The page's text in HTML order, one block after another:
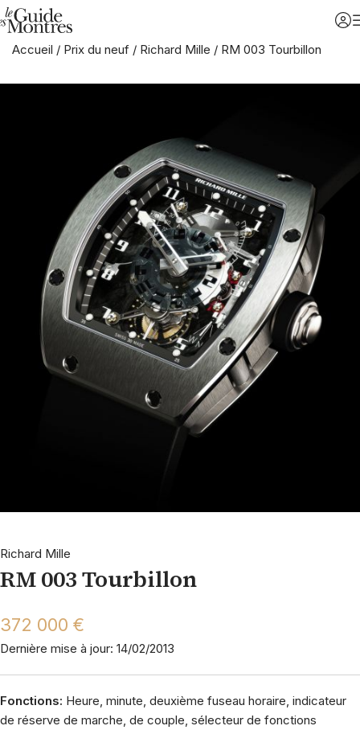
Accueil / Prix du neuf / Richard Mille / RM 003 Tourbillon
Richard Mille
RM 003 Tourbillon
372 000 €
Dernière mise à jour: 14/02/2013
Fonctions: Heure, minute, deuxième fuseau horaire, indicateur
de réserve de marche, de couple, sélecteur de fonctions